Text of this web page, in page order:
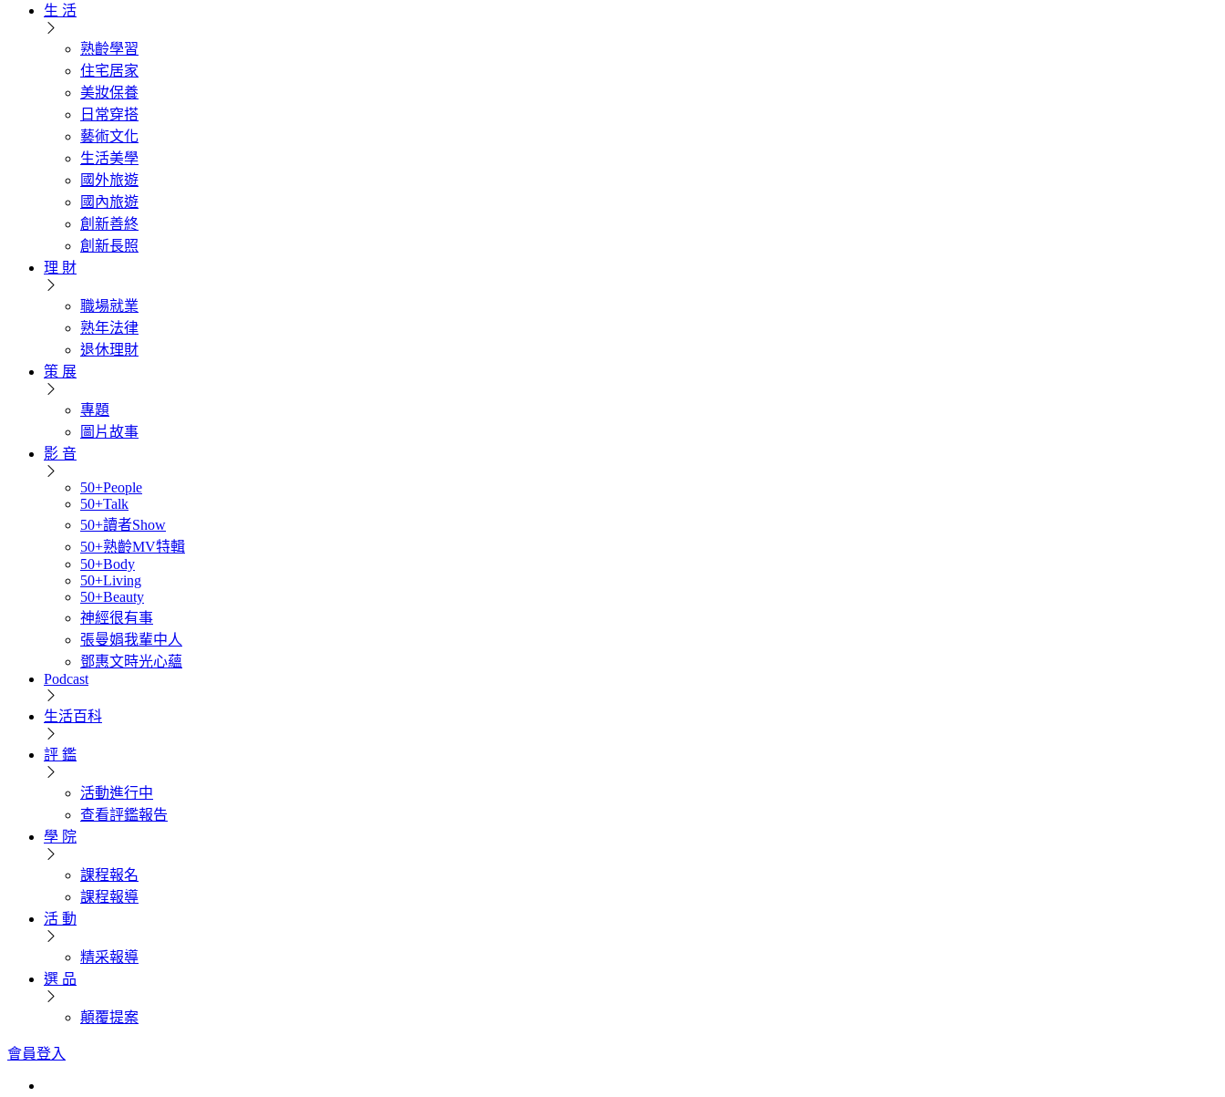
生 活
熟齡學習
住宅居家
美妝保養
日常穿搭
藝術文化
生活美學
國外旅遊
國內旅遊
創新善終
創新長照
理 財
職場就業
熟年法律
退休理財
策 展
專題
圖片故事
影 音
50+People
50+Talk
50+讀者Show
50+熟齡MV特輯
50+Body
50+Living
50+Beauty
神經很有事
張曼娟我輩中人
鄧惠文時光心蘊
Podcast
生活百科
評 鑑
活動進行中
查看評鑑報告
學 院
課程報名
課程報導
活 動
精采報導
選 品
顛覆提案
會員登入